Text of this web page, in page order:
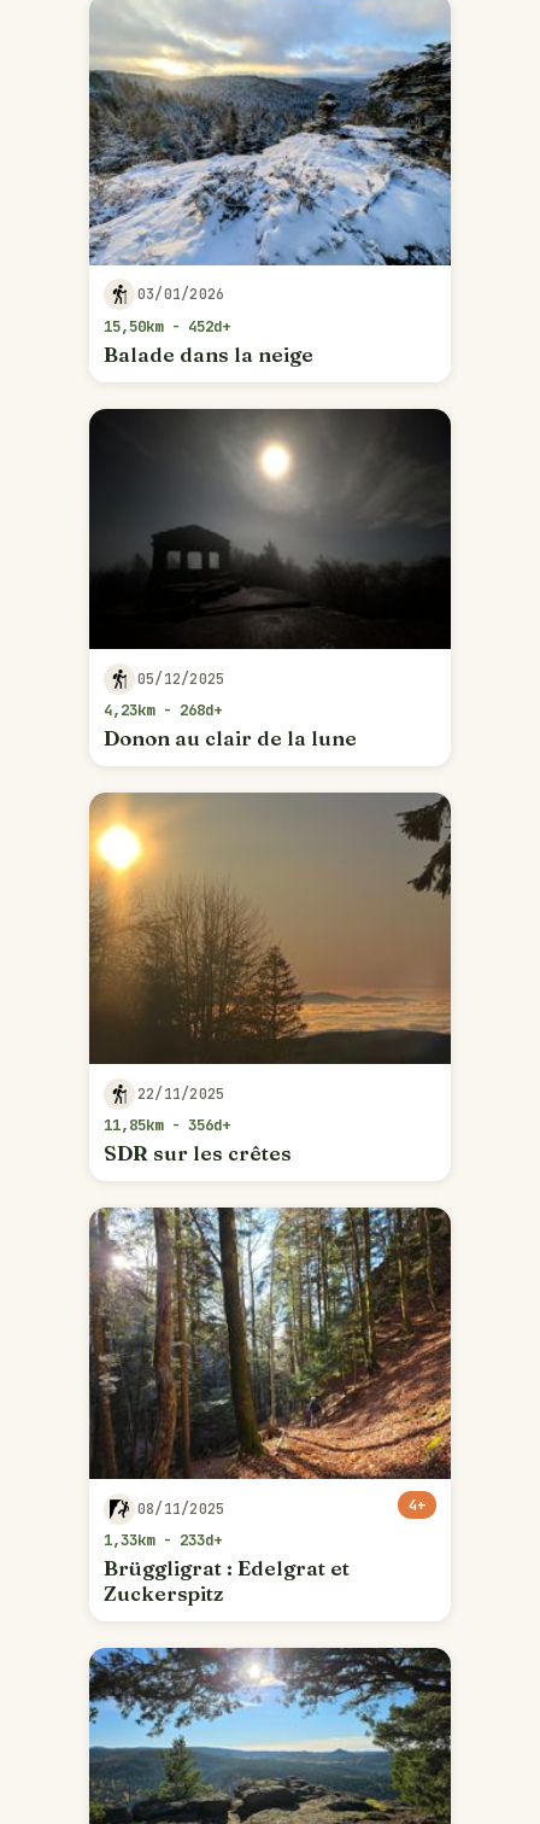
03/01/2026
15,50km - 452d+
Balade dans la neige
05/12/2025
4,23km - 268d+
Donon au clair de la lune
22/11/2025
11,85km - 356d+
SDR sur les crêtes
08/11/2025
1,33km - 233d+
Brüggligrat : Edelgrat et
Zuckerspitz
4+